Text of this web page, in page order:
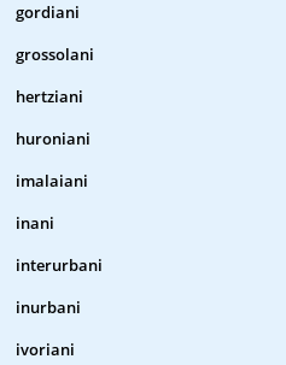
gordiani
grossolani
hertziani
huroniani
imalaiani
inani
interurbani
inurbani
ivoriani